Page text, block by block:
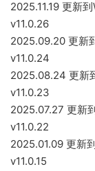
2025.11.19 更新
v11.0.26
2025.09.20 更新
v11.0.24
2025.08.24 更新
v11.0.23
2025.07.27 更新
v11.0.22
2025.01.09 更新
v11.0.15